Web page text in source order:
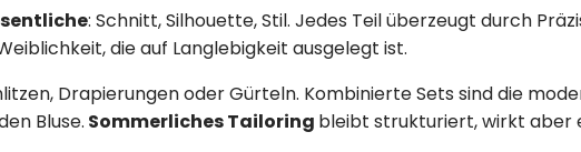
: Schnitt, Silhouette, Stil. Jedes Teil überzeugt durch
die auf Langlebigkeit ausgelegt ist.
Drapierungen oder Gürteln. Kombinierte Sets sind die
Bluse. Sommerliches Tailoring bleibt strukturiert, wirkt aber